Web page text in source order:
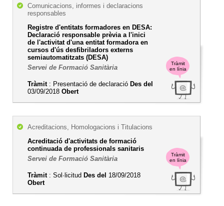
Tràmit
en línia
Comunicacions, informes i declaracions
responsables
Registre d'entitats formadores en DESA:
Declaració responsable prèvia a l'inici
de l'activitat d'una entitat formadora en
cursos d'ús desfibriladors externs
semiautomatitzats (DESA)
Servei de Formació Sanitària
Tràmit: Presentació de declaració Des del
03/09/2018 Obert
Tràmit
en línia
Acreditacions, Homologacions i Titulacions
Acreditació d'activitats de formació
continuada de professionals sanitaris
Servei de Formació Sanitària
Tràmit: Sol·licitud Des del 18/09/2018
Obert